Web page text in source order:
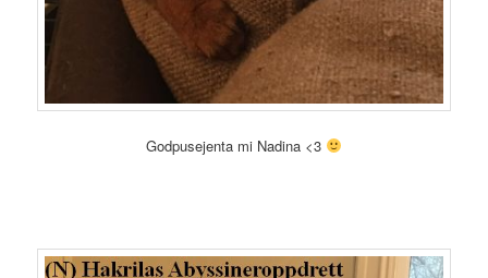
Godpusejenta mi Nadina <3